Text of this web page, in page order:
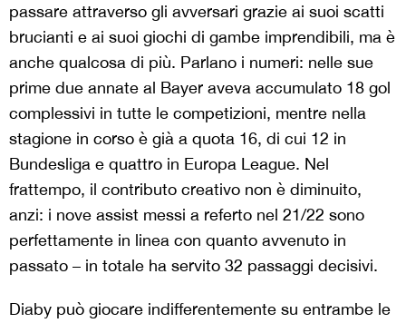
passare attraverso gli avversari grazie ai suoi scatti
brucianti e ai suoi giochi di gambe imprendibili, ma è
anche qualcosa di più. Parlano i numeri: nelle sue
prime due annate al Bayer aveva accumulato 18 gol
complessivi in tutte le competizioni, mentre nella
stagione in corso è già a quota 16, di cui 12 in
Bundesliga e quattro in Europa League. Nel
frattempo, il contributo creativo non è diminuito,
anzi: i nove assist messi a referto nel 21/22 sono
perfettamente in linea con quanto avvenuto in
passato – in totale ha servito 32 passaggi decisivi.
Diaby può giocare indifferentemente su entrambe le